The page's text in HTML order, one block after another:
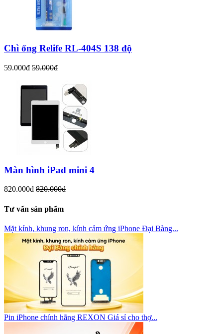
Chì ống Relife RL-404S 138 độ
59.000đ 59.000đ
Màn hình iPad mini 4
820.000đ 820.000đ
Tư vấn sản phẩm
Mặt kính, khung ron, kính cảm ứng iPhone Đại Bàng...
Pin iPhone chính hãng REXON Giá sỉ cho thợ...